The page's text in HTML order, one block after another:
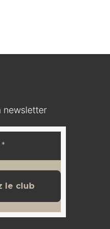
newsletter